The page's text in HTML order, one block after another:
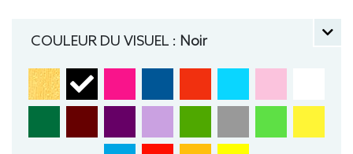
COULEUR DU VISUEL : Noir